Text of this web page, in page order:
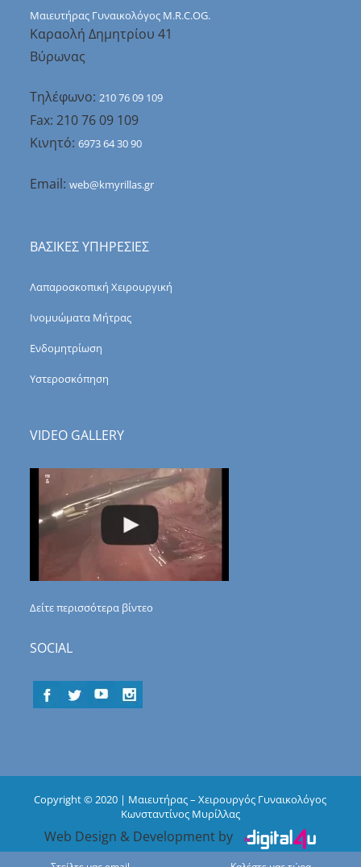
Μαιευτήρας Γυναικολόγος M.R.C.OG.
Καραολή Δημητρίου 41
Βύρωνας
Τηλέφωνο: 210 76 09 109
Fax: 210 76 09 109
Κινητό: 6973 64 30 90
Email: web@kmyrillas.gr
ΒΑΣΙΚΕΣ ΥΠΗΡΕΣΙΕΣ
Λαπαροσκοπική Χειρουργική
Ινομυώματα Μήτρας
Ενδομητρίωση
Υστεροσκόπηση
VIDEO GALLERY
Δείτε περισσότερα βίντεο
SOCIAL
Copyright © 2020 | Μαιευτήρας – Χειρουργός Γυναικολόγος
Κωνσταντίνος Μυρίλλας
Web Design & Development by